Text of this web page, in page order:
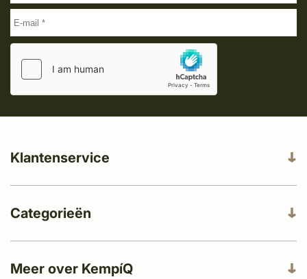
Meer over KempíQ
Klantenservice
Categorieën